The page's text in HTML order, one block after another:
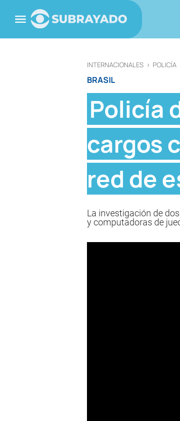
INTERNACIONALES > POLICÍA
BRASIL
Policía
cargos
red de
La investigación de
y computadoras de